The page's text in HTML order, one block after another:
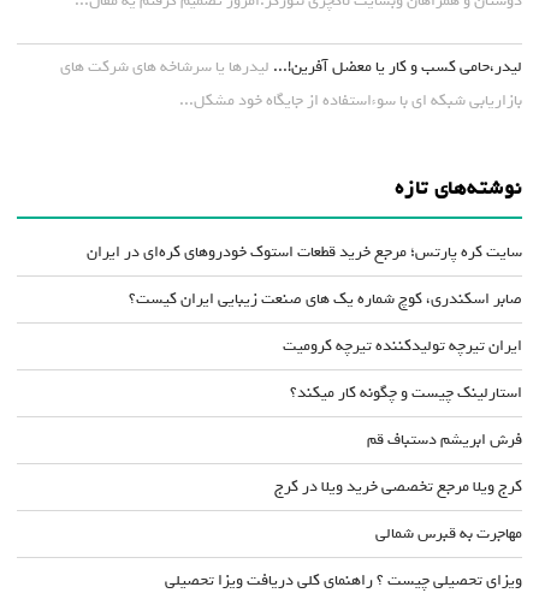
لیدر،حامی کسب و کار یا معضل آفرین!... لیدرها یا سرشاخه های شرکت های
بازاریابی شبکه ای با سوءاستفاده از جایگاه خود مشکل...
نوشته‌های تازه
سایت کره پارتس؛ مرجع خرید قطعات استوک خودروهای کره‌ای در ایران
صابر اسکندری، کوچ شماره یک های صنعت زیبایی ایران کیست؟
ایران تیرچه تولیدکننده تیرچه کرومیت
استارلینک چیست و چگونه کار میکند؟
فرش ابریشم دستباف قم
کرج ویلا مرجع تخصصی خرید ویلا در کرج
مهاجرت به قبرس شمالی
ویزای تحصیلی چیست ؟ راهنمای کلی دریافت ویزا تحصیلی